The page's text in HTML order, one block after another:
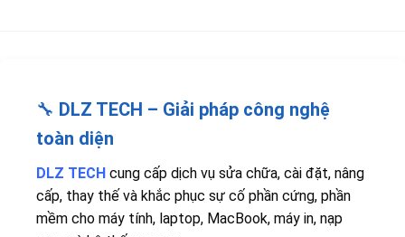
🔧 DLZ TECH – Giải pháp công nghệ
toàn diện
DLZ TECH cung cấp dịch vụ sửa chữa, cài đặt, nâng
cấp, thay thế và khắc phục sự cố phần cứng, phần
mềm cho máy tính, laptop, MacBook, máy in, nạp